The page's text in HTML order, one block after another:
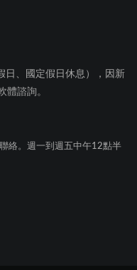
日、國定假日休息），因新
體諮詢。
絡。週一到週五中午12點半